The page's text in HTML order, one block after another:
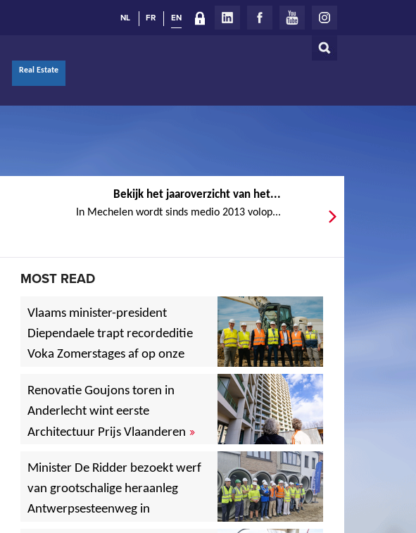
Search
NL FR EN
Real Estate
Bekijk het jaaroverzicht van het...
In Mechelen wordt sinds medio 2013 volop...
MOST READ
Vlaams minister-president
Diependaele trapt recordeditie
Voka Zomerstages af op onze
,
Renovatie Goujons toren in
Anderlecht wint eerste
Architectuur Prijs Vlaanderen »
, ,
Minister De Ridder bezoekt werf
van grootschalige heraanleg
Antwerpsesteenweg in